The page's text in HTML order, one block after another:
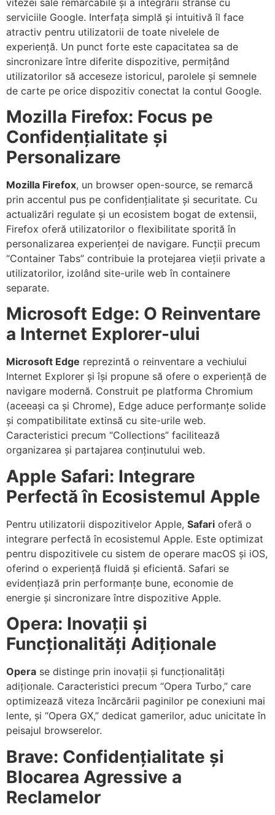
serviciile Google. Interfața simplă și intuitivă îl face
atractiv pentru utilizatorii de toate nivelele de
experiență. Un punct forte este capacitatea sa de
sincronizare între diferite dispozitive, permițând
utilizatorilor să acceseze istoricul, parolele și semnele
de carte pe orice dispozitiv conectat la contul Google.
Mozilla Firefox: Focus pe
Confidențialitate și
Personalizare
Mozilla Firefox, un browser open-source, se remarcă
prin accentul pus pe confidențialitate și securitate. Cu
actualizări regulate și un ecosistem bogat de extensii,
Firefox oferă utilizatorilor o flexibilitate sporită în
personalizarea experienței de navigare. Funcții precum
“Container Tabs” contribuie la protejarea vieții private a
utilizatorilor, izolând site-urile web în containere
separate.
Microsoft Edge: O Reinventare
a Internet Explorer-ului
Microsoft Edge reprezintă o reinventare a vechiului
Internet Explorer și își propune să ofere o experiență de
navigare modernă. Construit pe platforma Chromium
(aceeași ca și Chrome), Edge aduce performanțe solide
și compatibilitate extinsă cu site-urile web.
Caracteristici precum “Collections” facilitează
organizarea și partajarea conținutului web.
Apple Safari: Integrare
Perfectă în Ecosistemul Apple
Pentru utilizatorii dispozitivelor Apple, Safari oferă o
integrare perfectă în ecosistemul Apple. Este optimizat
pentru dispozitivele cu sistem de operare macOS și iOS,
oferind o experiență fluidă și eficientă. Safari se
evidențiază prin performanțe bune, economie de
energie și sincronizare între dispozitive Apple.
Opera: Inovații și
Funcționalități Adiționale
Opera se distinge prin inovații și funcționalități
adiționale. Caracteristici precum “Opera Turbo,” care
optimizează viteza încărcării paginilor pe conexiuni mai
lente, și “Opera GX,” dedicat gamerilor, aduc unicitate în
peisajul browserelor.
Brave: Confidențialitate și
Blocarea Agressive a
Reclamelor